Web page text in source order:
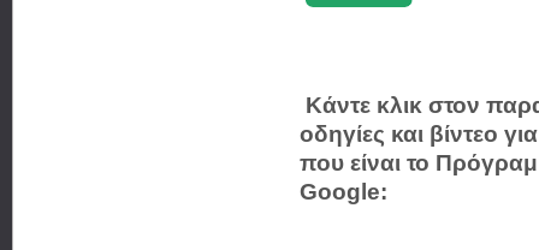
Κάντε κλικ στον
οδηγίες και βίντεο
που είναι το
Google: